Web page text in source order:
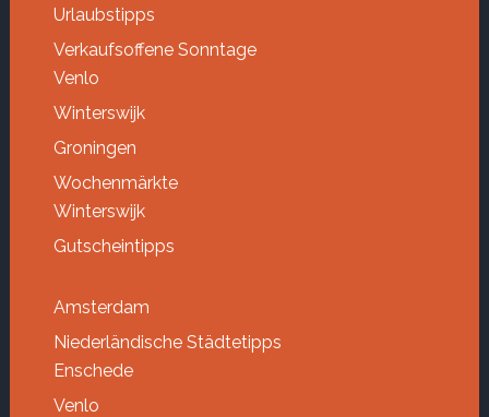
Urlaubstipps
Verkaufsoffene Sonntage
Venlo
Winterswijk
Groningen
Wochenmärkte
Winterswijk
Gutscheintipps
Amsterdam
Niederländische Städtetipps
Enschede
Venlo